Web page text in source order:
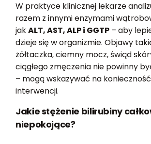
W praktyce klinicznej lekarze
razem z innymi enzymami
jakALT, AST, ALP i GGTP – aby
dzieje się w organizmie. Objawy
żółtaczka, ciemny mocz, świąd
ciągłego zmęczenia nie powinny
– mogą wskazywać na
interwencji.
Jakie stężenie bilirubiny
niepokojące?